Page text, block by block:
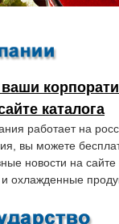
ваши
каталога
работает на
вы можете
новости на сайте
охлажденные